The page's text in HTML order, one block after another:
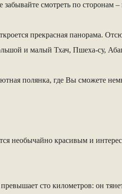
забывайте смотреть по
прекрасная панорама.
и малый Тхач, Пшеха-су,
полянка, где Вы сможете
необычайно красивым и
сто километров: он